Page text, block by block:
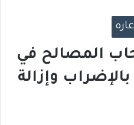
المصالح في
وإزالة